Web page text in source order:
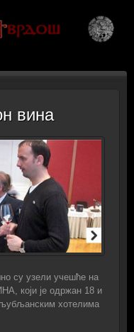
вина
су узели учешће на
који је одржан 18 и
хотелима